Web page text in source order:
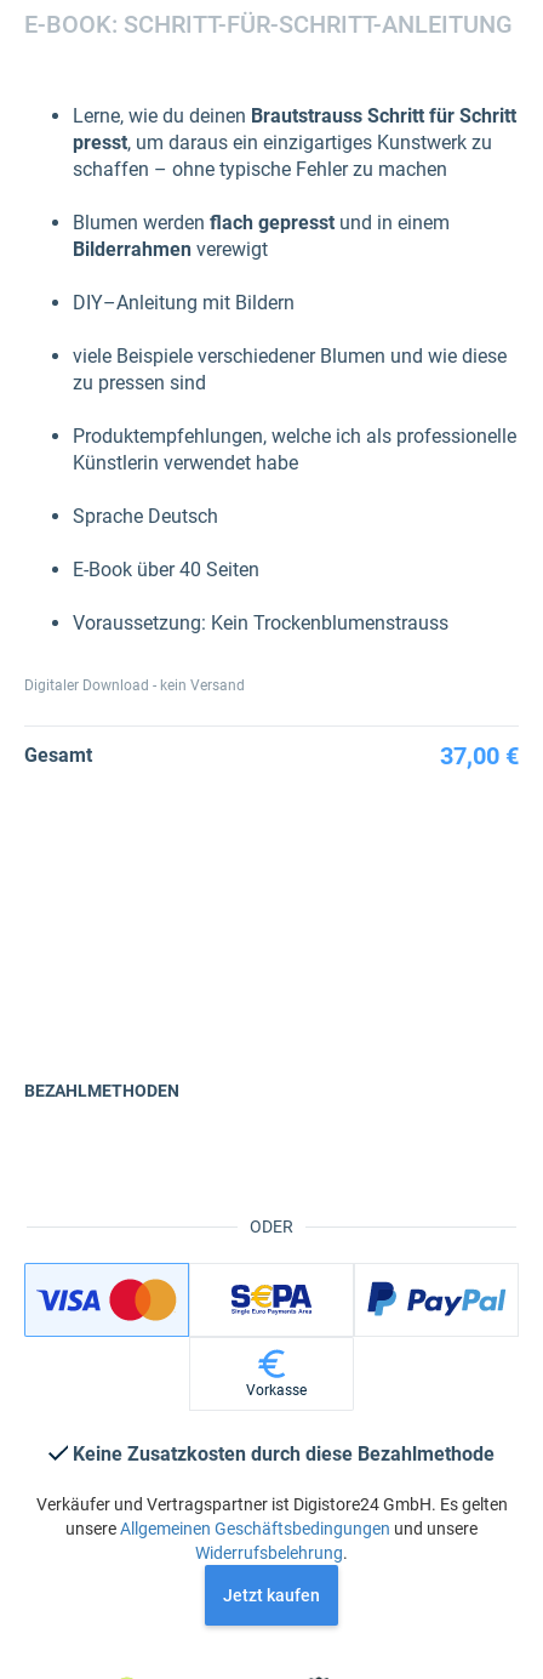
E-BOOK: SCHRITT-FÜR-SCHRITT-ANLEITUNG
Lerne, wie du deinen Brautstrauss Schritt für Schritt
presst, um daraus ein einzigartiges Kunstwerk zu
schaffen – ohne typische Fehler zu machen
Blumen werden flach gepresst und in einem
Bilderrahmen verewigt
DIY–Anleitung mit Bildern
viele Beispiele verschiedener Blumen und wie diese
zu pressen sind
Produktempfehlungen, welche ich als professionelle
Künstlerin verwendet habe
Sprache Deutsch
E-Book über 40 Seiten
Voraussetzung: Kein Trockenblumenstrauss
Digitaler Download - kein Versand
Gesamt 37,00 €
ODER
BEZAHLMETHODEN
Vorkasse
Keine Zusatzkosten durch diese Bezahlmethode
Verkäufer und Vertragspartner ist Digistore24 GmbH. Es gelten
unsereAllgemeinen Geschäftsbedingungen und unsere
Widerrufsbelehrung.
Jetzt kaufen